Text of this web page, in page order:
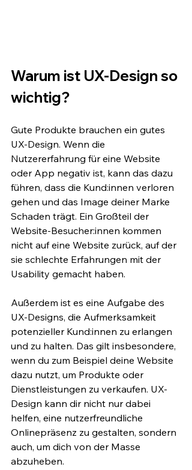
Warum ist UX-Design so
wichtig?
Gute Produkte brauchen ein gutes
UX-Design. Wenn die
Nutzererfahrung für eine Website
oder App negativ ist, kann das dazu
führen, dass die Kund:innen verloren
gehen und das Image deiner Marke
Schaden trägt. Ein Großteil der
Website-Besucher:innen kommen
nicht auf eine Website zurück, auf der
sie schlechte Erfahrungen mit der
Usability gemacht haben.
Außerdem ist es eine Aufgabe des
UX-Designs, die Aufmerksamkeit
potenzieller Kund:innen zu erlangen
und zu halten. Das gilt insbesondere,
wenn du zum Beispiel deine Website
dazu nutzt, um Produkte oder
Dienstleistungen zu verkaufen. UX-
Design kann dir nicht nur dabei
helfen, eine nutzerfreundliche
Onlinepräsenz zu gestalten, sondern
auch, um dich von der Masse
abzuheben.